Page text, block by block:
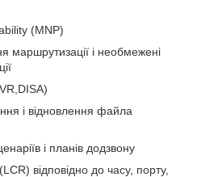
(MNP)
маршрутизації і необмежені
і відновлення файла
і планів додзвону
відповідно до часу, порту,